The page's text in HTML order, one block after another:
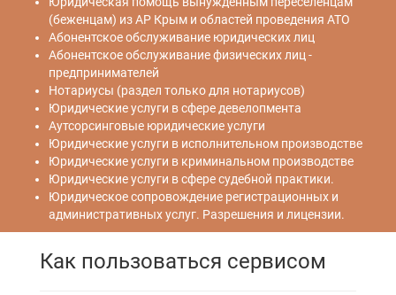
(беженцам) из АР Крым и областей проведения АТО
Абонентское обслуживание юридических лиц
Абонентское обслуживание физических лиц -
предпринимателей
Нотариусы (раздел только для нотариусов)
Юридические услуги в сфере девелопмента
Аутсорсинговые юридические услуги
Юридические услуги в исполнительном производстве
Юридические услуги в криминальном производстве
Юридические услуги в сфере судебной практики.
Юридическое сопровождение регистрационных и
административных услуг. Разрешения и лицензии.
Как пользоваться сервисом